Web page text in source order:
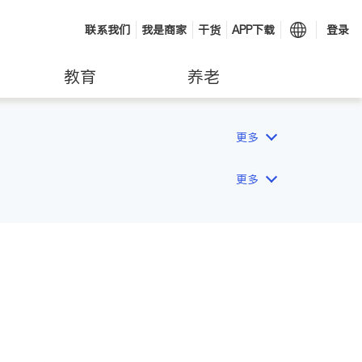
联系我们 我是商家 干货 APP下载 登录
教育 养老
更多
更多